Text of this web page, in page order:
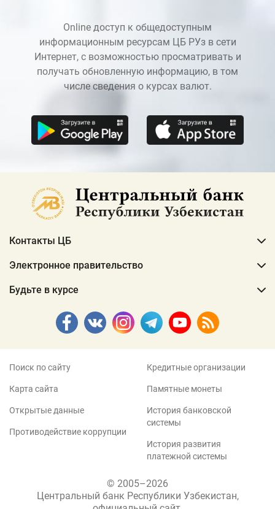
Online доступ к общедоступным
информационным ресурсам ЦБ РУз в сети
Интернет, с возможностью просматривать и
получать обновленную информацию, в том
числе сведения о курсах валют.
Контакты ЦБ
Электронное правительство
Будьте в курсе
Поиск по сайту
Карта сайта
Открытые данные
Противодействие коррупции
Кредитные организации
Памятные монеты
История банковской
системы
История развития
платежной системы
© 2005–2026
Центральный банк Республики Узбекистан,